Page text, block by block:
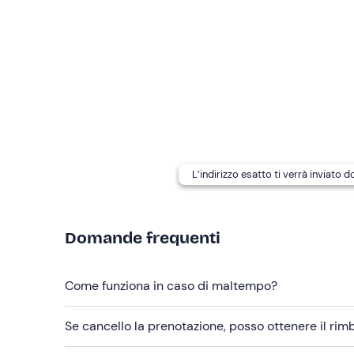
Non dimenticare di portare
Crema solare
Cappellino
Macchina fotografica
L’indirizzo esatto ti verrà inviato
Domande frequenti
Come funziona in caso di maltempo?
Se cancello la prenotazione, posso ottenere il